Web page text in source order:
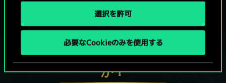
選択を許可
必要なCookieのみを使用する
グウェントでひと勝負といかない
か？